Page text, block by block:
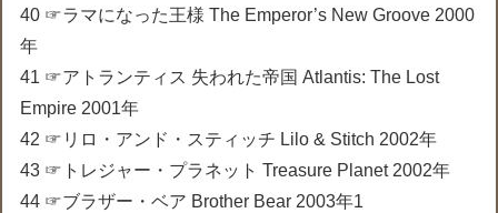
40 ☞ラマになった王様 The Emperor’s New Groove 2000
年
41 ☞アトランティス 失われた帝国 Atlantis: The Lost
Empire 2001年
42 ☞リロ・アンド・スティッチ Lilo & Stitch 2002年
43 ☞トレジャー・プラネット Treasure Planet 2002年
44 ☞ブラザー・ベア Brother Bear 2003年1